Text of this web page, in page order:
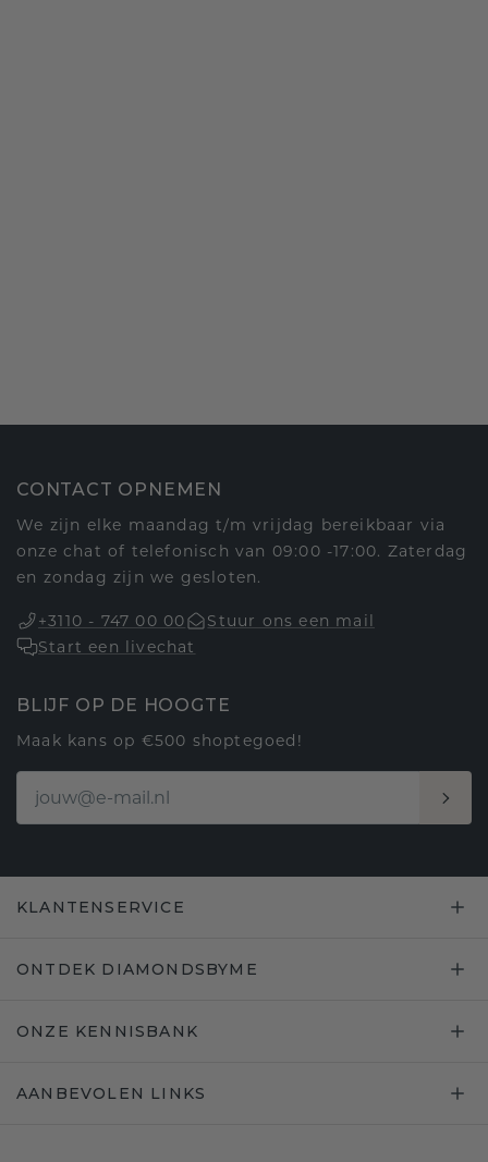
CONTACT OPNEMEN
We zijn elke maandag t/m vrijdag bereikbaar via
onze chat of telefonisch van 09:00 -17:00. Zaterdag
en zondag zijn we gesloten.
+3110 - 747 00 00
Stuur ons een mail
Start een livechat
BLIJF OP DE HOOGTE
Maak kans op €500 shoptegoed!
KLANTENSERVICE
ONTDEK DIAMONDSBYME
ONZE KENNISBANK
AANBEVOLEN LINKS